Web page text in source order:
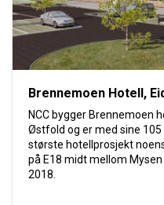
Brennemoen Hotell,
NCC bygger Brennemoen
Østfold og er med sine
største hotellprosjekt
på E18 midt mellom
2018.